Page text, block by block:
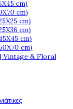
cm)
cm)
cm)
cm)
cm)
cm)
| Vintage & Floral